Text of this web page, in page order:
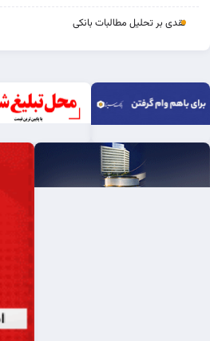
نقدی بر تحلیل مطالبات بانکی